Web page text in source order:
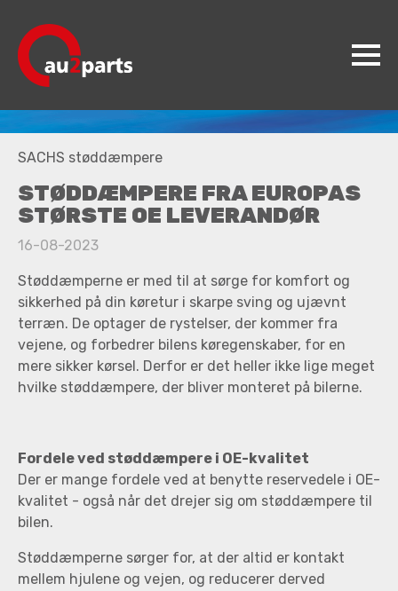
au2parts
Produkter
Videncenter
Koncepter
Kontakt
Jobs
SACHS støddæmpere
STØDDÆMPERE FRA EUROPAS
STØRSTE OE LEVERANDØR
16-08-2023
Støddæmperne er med til at sørge for komfort og
sikkerhed på din køretur i skarpe sving og ujævnt
terræn. De optager de rystelser, der kommer fra
vejene, og forbedrer bilens køregenskaber, for en
mere sikker kørsel. Derfor er det heller ikke lige meget
hvilke støddæmpere, der bliver monteret på bilerne.
Fordele ved støddæmpere i OE-kvalitet
Der er mange fordele ved at benytte reservedele i OE-
kvalitet - også når det drejer sig om støddæmpere til
bilen.
Støddæmperne sørger for, at der altid er kontakt
mellem hjulene og vejen, og reducerer derved